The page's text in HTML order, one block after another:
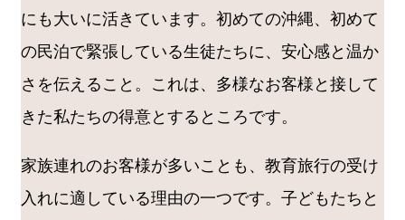
にも大いに活きています。初めての沖縄、初めて
の民泊で緊張している生徒たちに、安心感と温か
さを伝えること。これは、多様なお客様と接して
きた私たちの得意とするところです。
家族連れのお客様が多いことも、教育旅行の受け
入れに適している理由の一つです。子どもたちと